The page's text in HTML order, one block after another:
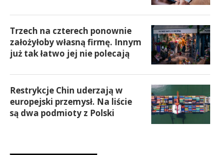
Trzech na czterech ponownie
założyłoby własną firmę. Innym
już tak łatwo jej nie polecają
Restrykcje Chin uderzają w
europejski przemysł. Na liście
są dwa podmioty z Polski